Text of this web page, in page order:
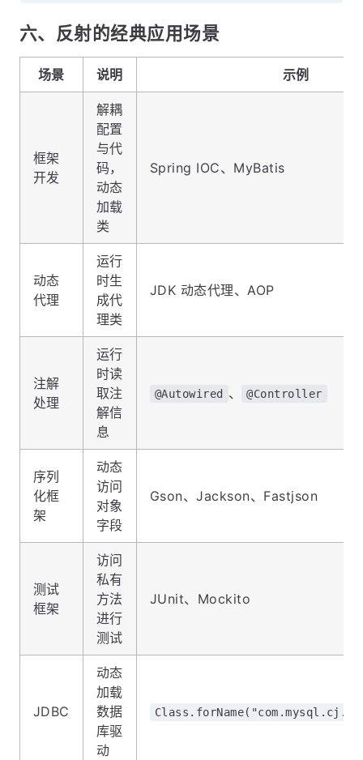
六、反射的经典应用场景
场景 说明 示例
框架
开发
解耦
配置
与代
码，
动态
加载
类
Spring IOC、MyBatis
动态
代理
运行
时生
成代
理类
JDK 动态代理、AOP
注解
处理
运行
时读
取注
解信
息
@Autowired 、 @Controller
序列
化框
架
动态
访问
对象
字段
Gson、Jackson、Fastjson
测试
框架
访问
私有
方法
进行
测试
JUnit、Mockito
JDBC
动态
加载
数据
库驱
动